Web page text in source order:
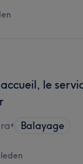
le
• Balayage